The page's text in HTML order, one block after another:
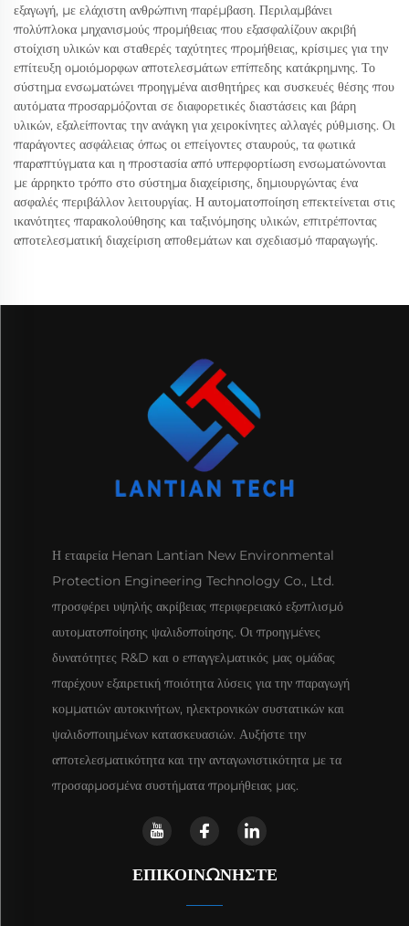
εξαγωγή, με ελάχιστη ανθρώπινη παρέμβαση. Περιλαμβάνει
πολύπλοκα μηχανισμούς προμήθειας που εξασφαλίζουν ακριβή
στοίχιση υλικών και σταθερές ταχύτητες προμήθειας, κρίσιμες για την
επίτευξη ομοιόμορφων αποτελεσμάτων επίπεδης κατάκρημνης. Το
σύστημα ενσωματώνει προηγμένα αισθητήρες και συσκευές θέσης που
αυτόματα προσαρμόζονται σε διαφορετικές διαστάσεις και βάρη
υλικών, εξαλείποντας την ανάγκη για χειροκίνητες αλλαγές ρύθμισης. Οι
παράγοντες ασφάλειας όπως οι επείγοντες σταυρούς, τα φωτικά
παραπτύγματα και η προστασία από υπερφορτίωση ενσωματώνονται
με άρρηκτο τρόπο στο σύστημα διαχείρισης, δημιουργώντας ένα
ασφαλές περιβάλλον λειτουργίας. Η αυτοματοποίηση επεκτείνεται στις
ικανότητες παρακολούθησης και ταξινόμησης υλικών, επιτρέποντας
αποτελεσματική διαχείριση αποθεμάτων και σχεδιασμό παραγωγής.
Η εταιρεία Henan Lantian New Environmental
Protection Engineering Technology Co., Ltd.
προσφέρει υψηλής ακρίβειας περιφερειακό εξοπλισμό
αυτοματοποίησης ψαλιδοποίησης. Οι προηγμένες
δυνατότητες R&D και ο επαγγελματικός μας ομάδας
παρέχουν εξαιρετική ποιότητα λύσεις για την παραγωγή
κομματιών αυτοκινήτων, ηλεκτρονικών συστατικών και
ψαλιδοποιημένων κατασκευασιών. Αυξήστε την
αποτελεσματικότητα και την ανταγωνιστικότητα με τα
προσαρμοσμένα συστήματα προμήθειας μας.
ΕΠΙΚΟΙΝΩΝΉΣΤΕ